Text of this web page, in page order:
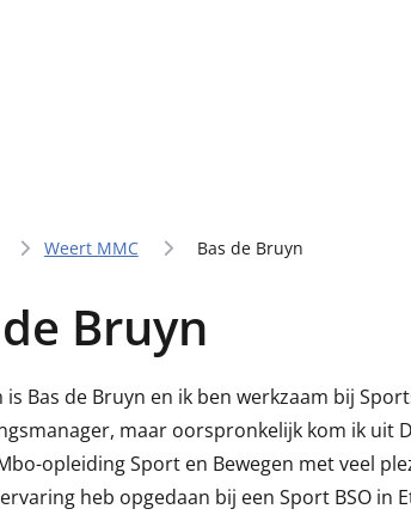
Weert MMC Bas de Bruyn
Bruyn
is Bas de Bruyn en ik ben werkzaam bij
maar oorspronkelijk kom ik uit
opleiding Sport en Bewegen met veel
heb opgedaan bij een Sport BSO in